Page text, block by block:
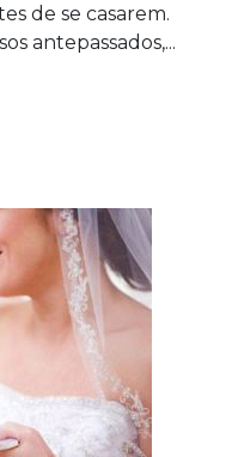
de se casarem.
antepassados,...